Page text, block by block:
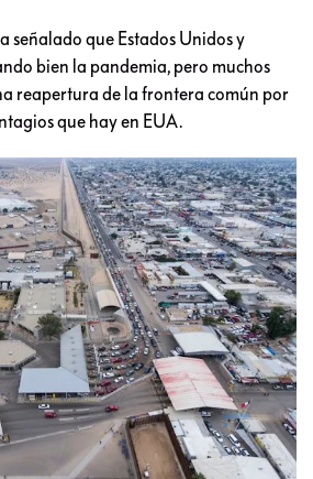
señalado que Estados Unidos y
bien la pandemia, pero muchos
reapertura de la frontera común por
que hay en EUA.